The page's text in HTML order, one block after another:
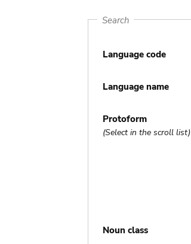
Search
Language code
Language name
Protoform
(Select in the scroll list)
Noun class